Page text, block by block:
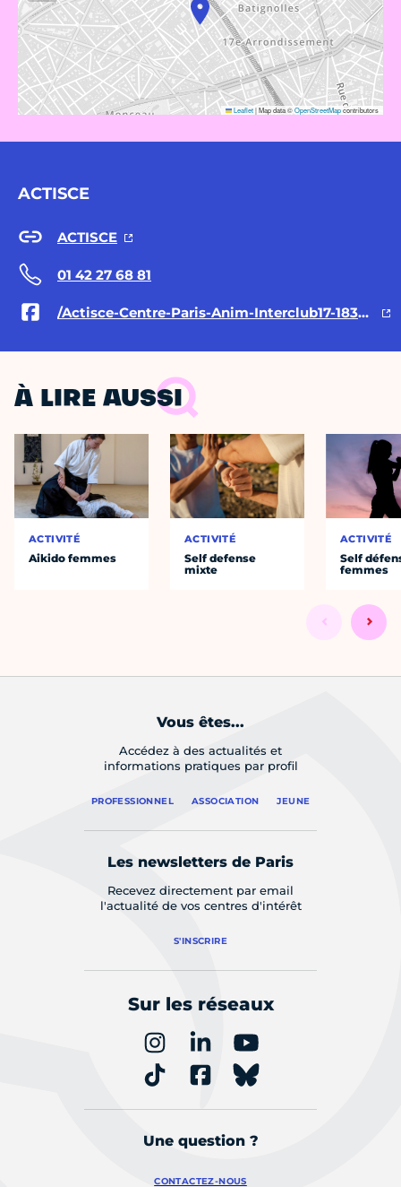
Leaflet|Map data ©OpenStreetMapcontributors
ACTISCE
ACTISCE
01 42 27 68 81
/Actisce-Centre-Paris-Anim-Interclub17-183593921679988/
À LIRE AUSSI
ACTIVITÉ
Aikido femmes
ACTIVITÉ
Self defense
mixte
ACTIVITÉ
Self
femmes
Vous êtes...
Accédez à des actualités et
informations pratiques par profil
PROFESSIONNEL ASSOCIATION JEUNE
Les newsletters de Paris
Recevez directement par email
l'actualité de vos centres d'intérêt
S'INSCRIRE
Sur les réseaux
Une question ?
CONTACTEZ-NOUS